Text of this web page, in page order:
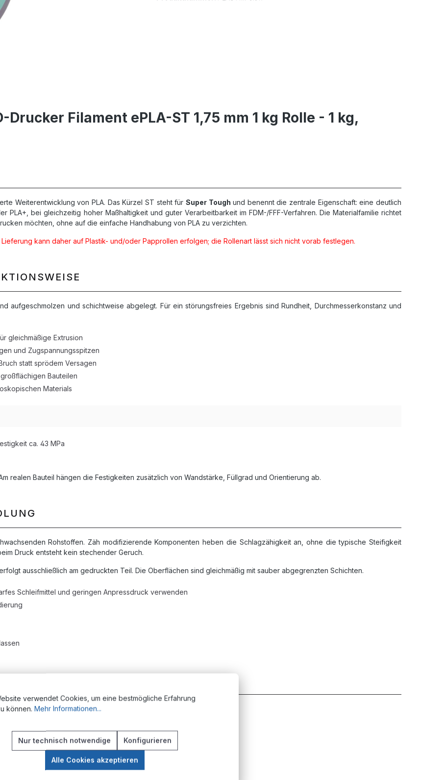
Filament ePLA-ST 1,75 mm 1 kg Rolle - 1 kg,
Weiterentwicklung von PLA. Das Kürzel ST steht für Super Tough und benennt die zentrale Eigenschaft: eine deutlich
PLA+, bei gleichzeitig hoher Maßhaltigkeit und guter Verarbeitbarkeit im FDM-/FFF-Verfahren. Die Materialfamilie richtet
möchten, ohne auf die einfache Handhabung von PLA zu verzichten.
kann daher auf Plastik- und/oder Papprollen erfolgen; die Rollenart lässt sich nicht vorab festlegen.
aufgeschmolzen und schichtweise abgelegt. Für ein störungsfreies Ergebnis sind Rundheit, Durchmesserkonstanz und
gleichmäßige Extrusion
und Zugspannungsspitzen
statt sprödem Versagen
Bauteilen
Materials
ca. 43 MPa
realen Bauteil hängen die Festigkeiten zusätzlich von Wandstärke, Füllgrad und Orientierung ab.
Rohstoffen. Zäh modifizierende Komponenten heben die Schlagzähigkeit an, ohne die typische Steifigkeit
Druck entsteht kein stechender Geruch.
ausschließlich am gedruckten Teil. Die Oberflächen sind gleichmäßig mit sauber abgegrenzten Schichten.
Schleifmittel und geringen Anpressdruck verwenden
verwendet Cookies, um eine bestmögliche Erfahrung
können. Mehr Informationen...
Nur technisch notwendige Konfigurieren
Alle Cookies akzeptieren